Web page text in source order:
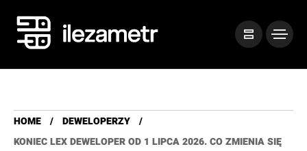
HOME
DEWELOPERZY
KONIEC LEX DEWELOPER OD 1 LIPCA 2026. CO ZMIENIA SIĘ